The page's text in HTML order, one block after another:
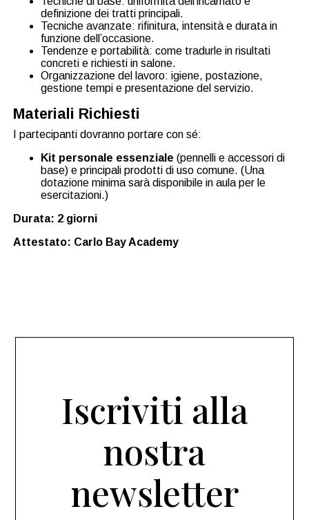
definizione dei tratti principali.
Tecniche avanzate: rifinitura, intensità e durata in
funzione dell’occasione.
Tendenze e portabilità: come tradurle in risultati
concreti e richiesti in salone.
Organizzazione del lavoro: igiene, postazione,
gestione tempi e presentazione del servizio.
Materiali Richiesti
I partecipanti dovranno portare con sé:
Kit personale essenziale (pennelli e accessori di
base) e principali prodotti di uso comune. (Una
dotazione minima sarà disponibile in aula per le
esercitazioni.)
Durata: 2 giorni
Attestato: Carlo Bay Academy
Iscriviti alla
nostra
newsletter